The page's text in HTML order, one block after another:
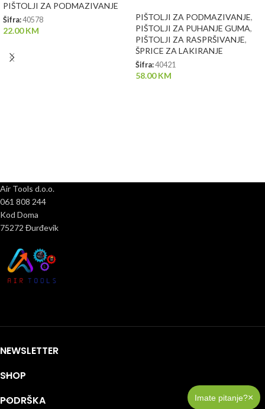
PIŠTOLJI ZA PODMAZIVANJE
Šifra:40578
22.00KM
PIŠTOLJI ZA PODMAZIVANJE,
PIŠTOLJI ZA PUHANJE GUMA,
PIŠTOLJI ZA RASPRŠIVANJE,
ŠPRICE ZA LAKIRANJE
Šifra:40421
58.00KM
Air Tools d.o.o.
061 808 244
Kod Doma
75272 Đurđevik
NEWSLETTER
SHOP
PODRŠKA
Imate pitanje?×